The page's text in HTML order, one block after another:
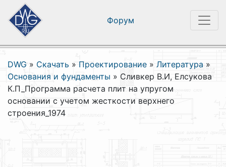
Форум
DWG » Скачать » Проектирование » Литература »
Основания и фундаменты » Сливкер В.И, Елсукова
К.П_Программа расчета плит на упругом
основании с учетом жесткости верхнего
строения_1974